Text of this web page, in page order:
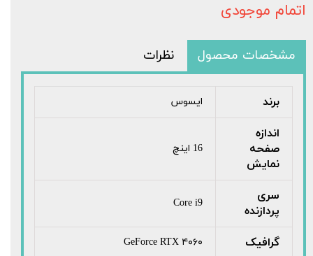
اتمام موجودی
مشخصات محصول نظرات
برند ایسوس
اندازه
صفحه
نمایش
16 اینچ
سری
پردازنده
Core i9
گرافیک GeForce RTX ۴۰۶۰